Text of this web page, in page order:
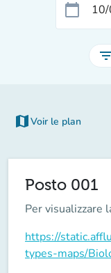
calendar_today
map Voir le plan
(nouvel onglet)
Posto 001
Per visualizzare
https://
types-maps/